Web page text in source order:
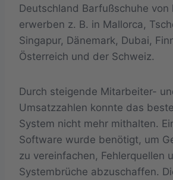
Deutschland Barfußschuhe von
erwerben z. B. in Mallorca,
Singapur, Dänemark, Dubai,
Österreich und der Schweiz.
Durch steigende Mitarbeiter-
Umsatzzahlen konnte das
System nicht mehr mithalten.
Software wurde benötigt, um
zu vereinfachen, Fehlerquellen
Systembrüche abzuschaffen.